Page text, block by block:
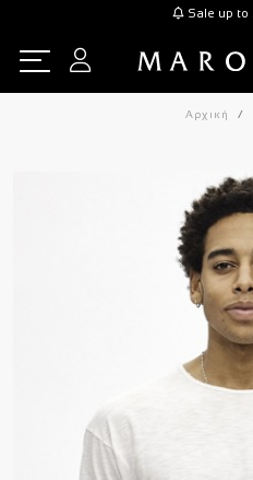
Sale up to
Αρχική